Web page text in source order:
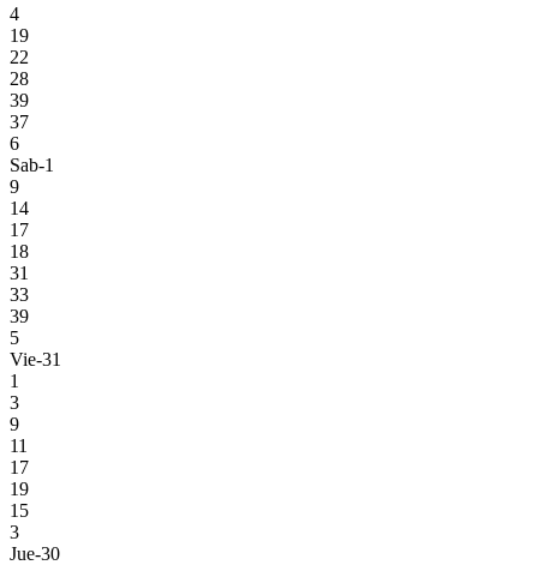
4
19
22
28
39
37
6
Sab-1
9
14
17
18
31
33
39
5
Vie-31
1
3
9
11
17
19
15
3
Jue-30